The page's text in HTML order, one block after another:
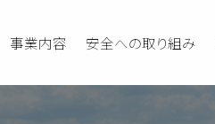
事業内容 安全への取り組み